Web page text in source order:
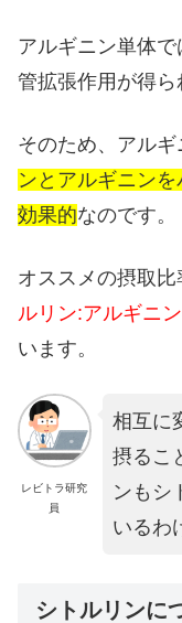
アルギニン単体
管拡張作用が得ら
そのため、アル
ンとアルギニン
効果的なのです。
オススメの摂取
ルリン:アルギニ
います。
レビトラ研究
員
相互に
摂るこ
ンもシ
いるわ
シトルリンに